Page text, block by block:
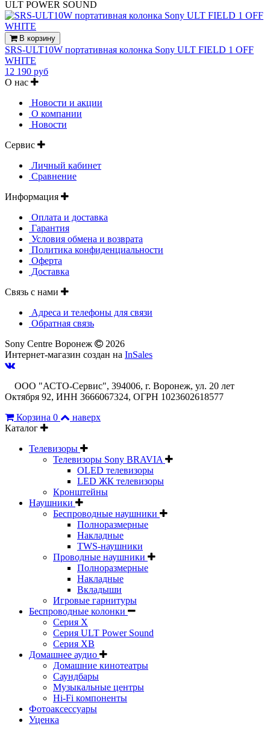
ULT POWER SOUND
В корзину
SRS-ULT10W портативная колонка Sony ULT FIELD 1 OFF
WHITE
12 190 руб
О нас
Новости и акции
О компании
Новости
Сервис
Личный кабинет
Сравнение
Информация
Оплата и доставка
Гарантия
Условия обмена и возврата
Политика конфиденциальности
Оферта
Доставка
Связь с нами
Адреса и телефоны для связи
Обратная связь
Sony Centre Воронеж
2026
Интернет-магазин создан на InSales
ООО "АСТО-Сервис", 394006, г. Воронеж, ул. 20 лет
Октября 92, ИНН 3666067324, ОГРН 1023602618577
Корзина 0
наверх
Каталог
Телевизоры
Телевизоры Sony BRAVIA
OLED телевизоры
LED ЖК телевизоры
Кронштейны
Наушники
Беспроводные наушники
Полноразмерные
Накладные
TWS-наушники
Проводные наушники
Полноразмерные
Накладные
Вкладыши
Игровые гарнитуры
Беспроводные колонки
Серия X
Серия ULT Power Sound
Серия XB
Домашнее аудио
Домашние кинотеатры
Саундбары
Музыкальные центры
Hi-Fi компоненты
Фотоаксессуары
Уценка